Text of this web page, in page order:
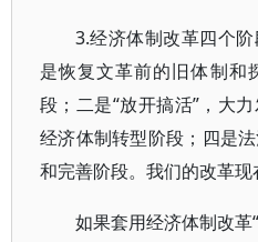
3.经济体制改革四个
是恢复文革前的旧体制和
段；二是“放开搞活”，大
经济体制转型阶段；四是
和完善阶段。我们的改革现
如果套用经济体制改